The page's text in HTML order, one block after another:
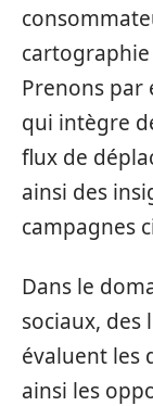
cartographie
Prenons par
qui intègre
flux de
ainsi des
campagnes
Dans le
sociaux, des
évaluent les
ainsi les